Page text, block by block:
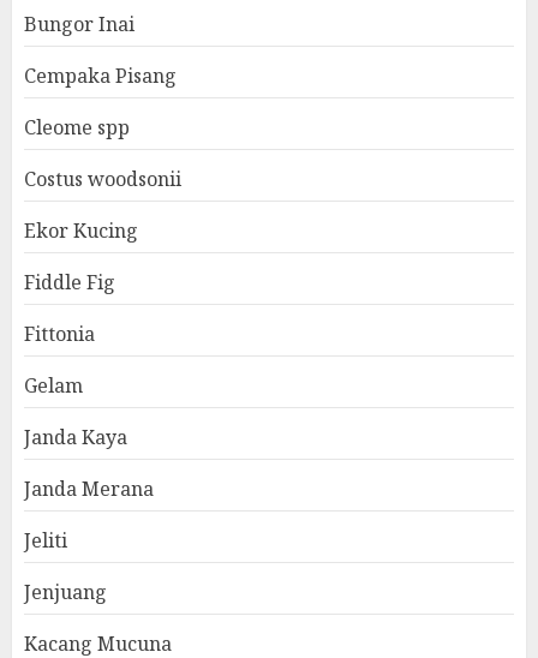
Bungor Inai
Cempaka Pisang
Cleome spp
Costus woodsonii
Ekor Kucing
Fiddle Fig
Fittonia
Gelam
Janda Kaya
Janda Merana
Jeliti
Jenjuang
Kacang Mucuna